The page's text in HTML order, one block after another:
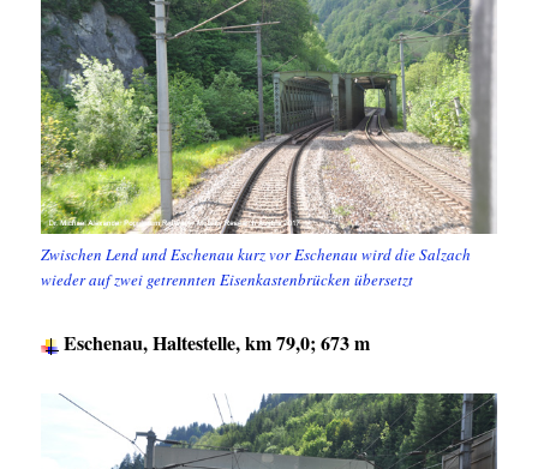
Zwischen Lend und Eschenau kurz vor Eschenau wird die Salzach
wieder auf zwei getrennten Eisenkastenbrücken übersetzt
Eschenau, Haltestelle, km 79,0; 673 m